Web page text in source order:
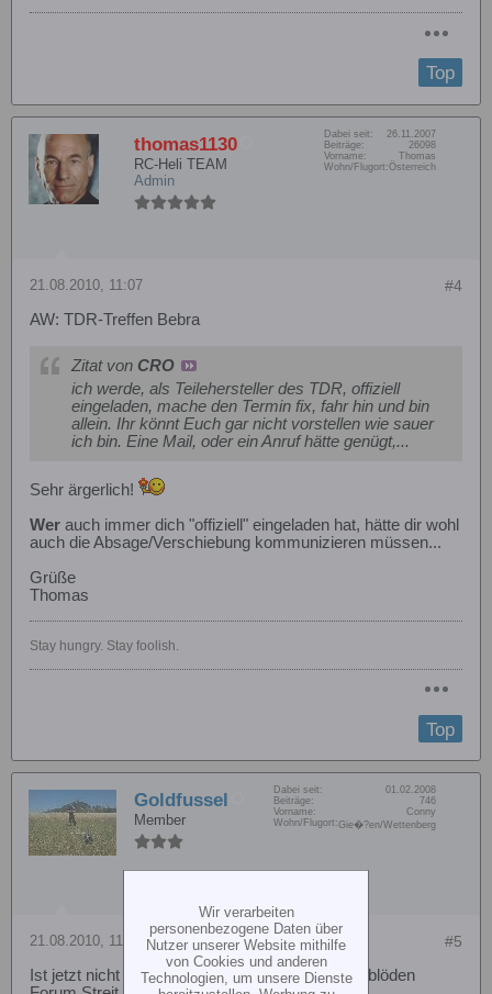
Top
thomas1130
RC-Heli TEAM
Admin
Dabei seit:
26.11.2007
Beiträge:
26098
Vorname:
Thomas
Wohn/Flugort:Österreich
#4
21.08.2010, 11:07
AW: TDR-Treffen Bebra
Zitat von CRO
ich werde, als Teilehersteller des TDR, offiziell
eingeladen, mache den Termin fix, fahr hin und bin
allein. Ihr könnt Euch gar nicht vorstellen wie sauer
ich bin. Eine Mail, oder ein Anruf hätte genügt,...
Sehr ärgerlich!
Wer auch immer dich "offiziell" eingeladen hat, hätte dir wohl
auch die Absage/Verschiebung kommunizieren müssen...
Grüße
Thomas
Stay hungry. Stay foolish.
Top
Goldfussel
Member
Dabei seit:
01.02.2008
Beiträge:
746
Vorname:
Conny
Wohn/Flugort:Gie�?en/Wettenberg
#5
21.08.2010, 11:22
Ist jetzt nicht war oder, die haben wegen einem blöden
Wir verarbeiten
personenbezogene Daten über
Nutzer unserer Website mithilfe
von Cookies und anderen
Technologien, um unsere Dienste